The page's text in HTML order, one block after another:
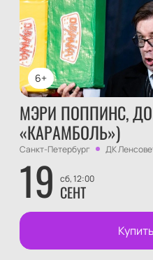
6+
МЭРИ ПОППИНС,
«КАРАМБОЛЬ»)
Санкт-Петербург ДК
19 сб, 12:00
СЕНТ